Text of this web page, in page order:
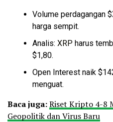
Volume perdagangan
harga sempit.
Analis: XRP harus
$1,80.
Open Interest naik
menguat.
Baca juga:Riset Kripto 4-8
Geopolitik dan Virus Baru